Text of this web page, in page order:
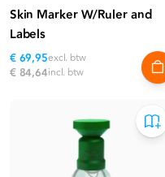
Skin Marker W/Ruler and
Labels
€ 69,95excl. btw
€ 84,64incl. btw